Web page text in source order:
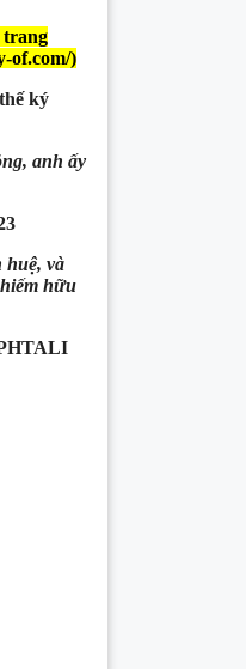
trang
of.com/)
ký
anh ấy
huệ, và
hữu